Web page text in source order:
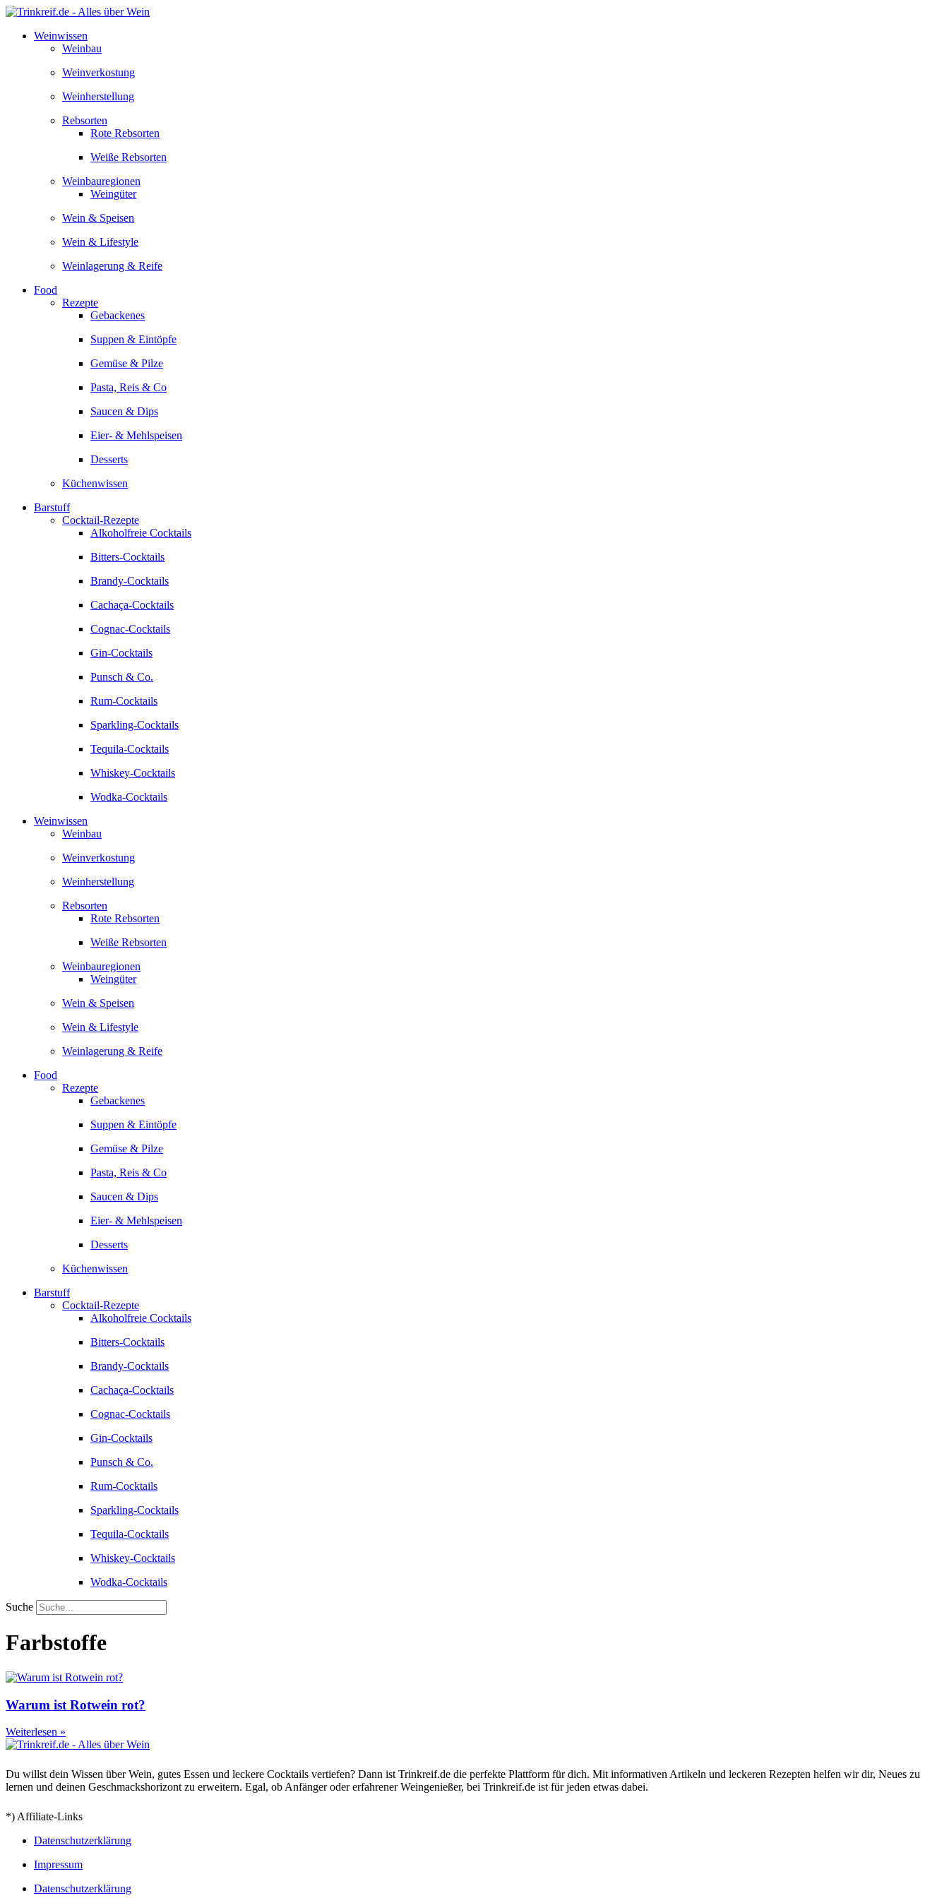
Zum
springenWeinwissen
Weinbau
Weinverkostung
Weinherstellung
Rebsorten
Rote Rebsorten
Weiße Rebsorten
Weinbauregionen
Weingüter
Wein & Speisen
Wein & Lifestyle
Weinlagerung & Reife
Food
Rezepte
Gebackenes
Suppen & Eintöpfe
Gemüse & Pilze
Pasta, Reis & Co
Saucen & Dips
Eier- & Mehlspeisen
Desserts
Küchenwissen
Barstuff
Cocktail-Rezepte
Alkoholfreie Cocktails
Bitters-Cocktails
Brandy-Cocktails
Cachaça-Cocktails
Cognac-Cocktails
Gin-Cocktails
Punsch & Co.
Rum-Cocktails
Sparkling-Cocktails
Tequila-Cocktails
Whiskey-Cocktails
Wodka-Cocktails
Weinwissen
Weinbau
Weinverkostung
Weinherstellung
Rebsorten
Rote Rebsorten
Weiße Rebsorten
Weinbauregionen
Weingüter
Wein & Speisen
Wein & Lifestyle
Weinlagerung & Reife
Food
Rezepte
Gebackenes
Suppen & Eintöpfe
Gemüse & Pilze
Pasta, Reis & Co
Saucen & Dips
Eier- & Mehlspeisen
Desserts
Küchenwissen
Barstuff
Cocktail-Rezepte
Alkoholfreie Cocktails
Bitters-Cocktails
Brandy-Cocktails
Cachaça-Cocktails
Cognac-Cocktails
Gin-Cocktails
Punsch & Co.
Rum-Cocktails
Sparkling-Cocktails
Tequila-Cocktails
Whiskey-Cocktails
Wodka-Cocktails
Suche
Farbstoffe
Warum ist Rotwein rot?
Weiterlesen »
Du willst dein Wissen über Wein, gutes Essen und leckere Cocktails vertiefen? Dann ist Trinkreif.de die perfekte Plattform für dich. Mit informativen Artikeln und leckeren Rezepten helfen wir dir, Neues zu
lernen und deinen Geschmackshorizont zu erweitern. Egal, ob Anfänger oder erfahrener Weingenießer, bei Trinkreif.de ist für jeden etwas dabei.
*) Affiliate-Links
Datenschutzerklärung
Impressum
Datenschutzerklärung